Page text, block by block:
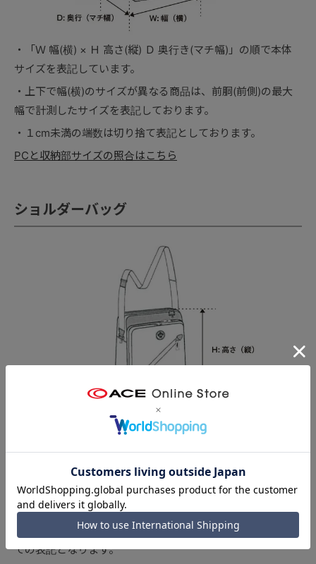
「Ｗ 幅(横) × Ｈ 高さ(縦) Ｄ 奥行き(マチ幅)」の順で本体
サイズを表記しています。
上下で幅(横)のサイズが異なる商品は、前胴(前側)の最大
幅で計測したサイズを表記しております。
１cm未満の端数は切り捨て表記としております。
PCと収納部サイズの照合はこちら
ショルダーバッグ
幅)」の順で本体サイズを表記しています。
カバンの上下で幅(横)のサイズが異なる商品は、前胴(前
側)の最大幅で計測したサイズを表記しております。
マチ幅が１cm未満の商品は、「Ｗ 幅(横) × Ｈ 高さ(縦)」
での表記となります。